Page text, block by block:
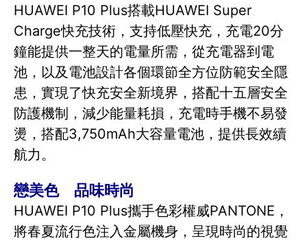
HUAWEI P10 Plus搭載HUAWEI Super
Charge快充技術，支持低壓快充，充電20分
鐘能提供一整天的電量所需，從充電器到電
池，以及電池設計各個環節全方位防範安全隱
患，實現了快充安全新境界，搭配十五層安全
防護機制，減少能量耗損，充電時手機不易發
燙，搭配3,750mAh大容量電池，提供長效續
航力。
戀美色 品味時尚
HUAWEI P10 Plus攜手色彩權威PANTONE，
將春夏流行色注入金屬機身，呈現時尚的視覺